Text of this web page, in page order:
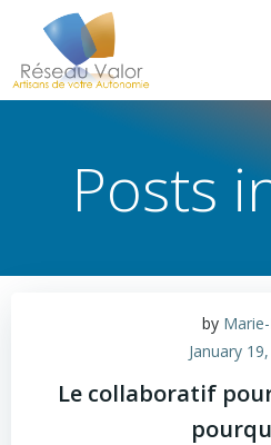
Posts
by
January
Le collaboratif pour